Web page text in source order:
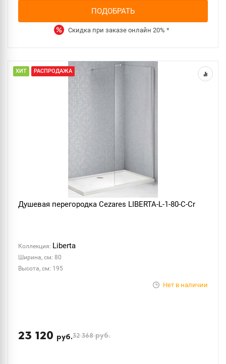
ПОДОБРАТЬ
Скидка при заказе онлайн 20% *
ХИТ РАСПРОДАЖА
Душевая перегородка Cezares LIBERTA-L-1-80-C-Cr
Коллекция: Liberta
Ширина, см: 80
Высота, см: 195
Нет в наличии
23 120 руб.32 368руб.